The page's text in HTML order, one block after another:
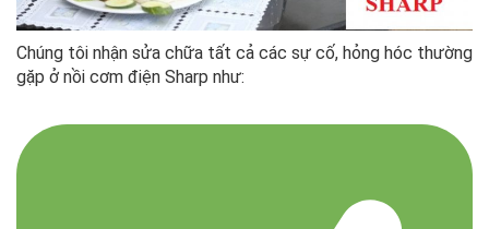
Chúng tôi nhận sửa chữa tất cả các sự cố, hỏng hóc thường
gặp ở nồi cơm điện Sharp như: